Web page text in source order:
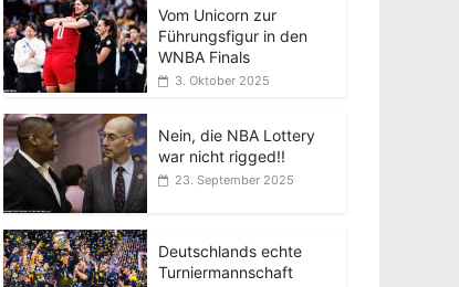
Vom Unicorn zur
Führungsfigur in den
WNBA Finals
3. Oktober 2025
Nein, die NBA Lottery
war nicht rigged!!
23. September 2025
Deutschlands echte
Turniermannschaft